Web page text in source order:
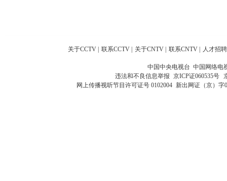
关于CCTV 联系CCTV 关于CNTV 联系CNTV 人才招聘
中国中央电视台 中国网络电
违法和不良信息举报 京ICP证060535号
网上传播视听节目许可证号 0102004 新出网证（京）